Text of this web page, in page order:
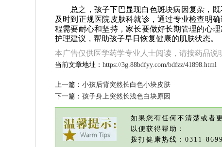
总之，孩子下巴显现白色斑块病因复杂，
及时到正规医院皮肤科就诊，通过专业检查明
程需要耐心和坚持，家长要做好长期管理的心
护理建议，帮助孩子早日恢复健康的肌肤状态。
本广告仅供医学药学专业人士阅读，请按药品说
当前文章地址： https://3g.88bdfyy.com/bdfzz/41898.html
上一篇： 小孩后背突然长白色小块皮肤
下一篇： 孩子身上突然长浅色白块原因
如果您有任何不清楚或者
以便获得帮助：
拨打健康热线：0311-